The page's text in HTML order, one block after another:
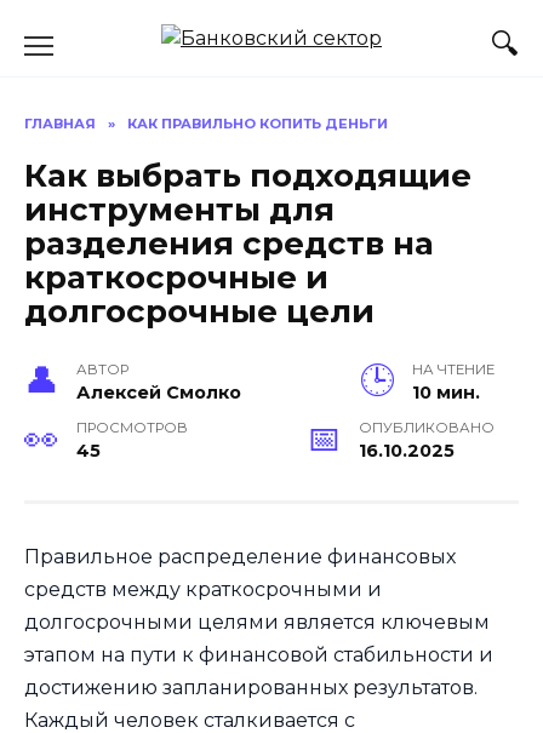
ГЛАВНАЯ » КАК ПРАВИЛЬНО КОПИТЬ ДЕНЬГИ
Как выбрать подходящие
инструменты для
разделения средств на
краткосрочные и
долгосрочные цели
АВТОР
Алексей Смолко
НА ЧТЕНИЕ
10 мин.
ПРОСМОТРОВ
45
ОПУБЛИКОВАНО
16.10.2025
Правильное распределение финансовых
средств между краткосрочными и
долгосрочными целями является ключевым
этапом на пути к финансовой стабильности и
достижению запланированных результатов.
Каждый человек сталкивается с